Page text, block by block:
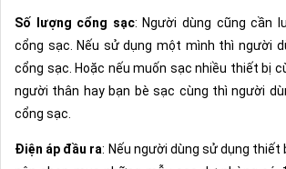
Số lượng cổng sạc: Người dùng cũng cần
cổng sạc. Nếu sử dụng một mình thì người
cổng sạc. Hoặc nếu muốn sạc nhiều thiết bị
người thân hay bạn bè sạc cùng thì người
cổng sạc.
Điện áp đầu ra: Nếu người dùng sử dụng thiết